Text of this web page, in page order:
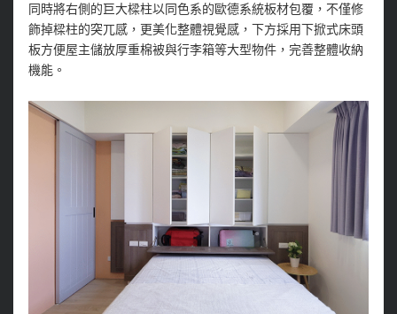
同時將右側的巨大樑柱以同色系的歐德系統板材包覆，不僅修
飾掉樑柱的突兀感，更美化整體視覺感，下方採用下掀式床頭
板方便屋主儲放厚重棉被與行李箱等大型物件，完善整體收納
機能。